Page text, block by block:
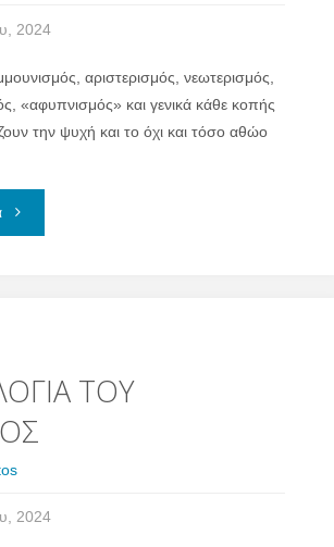
ΠΑΛΑΙΣΤΙΝΙΩΝ"
2024
αριστερισμός, νεωτερισμός,
«αφυπνισμός» και γενικά κάθε κοπής
την ψυχή και το όχι και τόσο αθώο
"ΜΑΡΞΙΣΜΟΣ
ΤΟΥ
2024